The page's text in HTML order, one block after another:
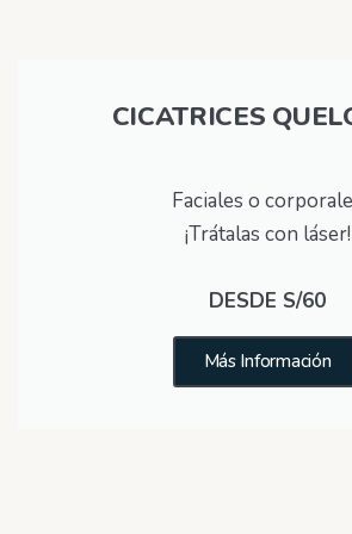
CICATRICES
Faciales o
¡Trátalas con láser!
DESDE S/60
Más Información